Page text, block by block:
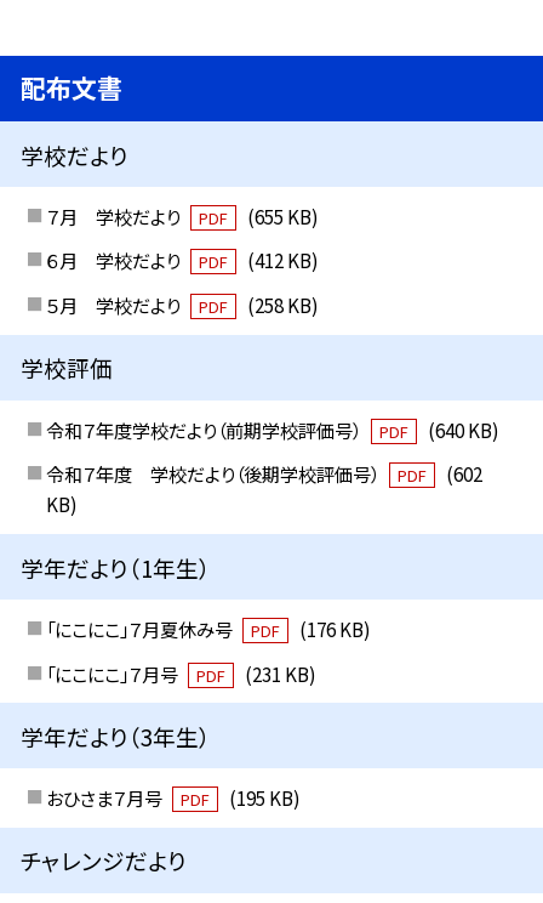
配布文書
学校だより
７月 学校だより PDF
(655 KB)
６月 学校だより
PDF
(412 KB)
５月 学校だより
PDF (258 KB)
学校評価
令和７年度学校だより（前期学校評価号） PDF
(640 KB)
令和７年度 学校だより（後期学校評価号）
PDF
(602
KB)
学年だより（1年生）
「にこにこ」７月夏休み号 PDF
(176 KB)
「にこにこ」７月号
PDF (231 KB)
学年だより（3年生）
おひさま７月号 PDF (195 KB)
チャレンジだより